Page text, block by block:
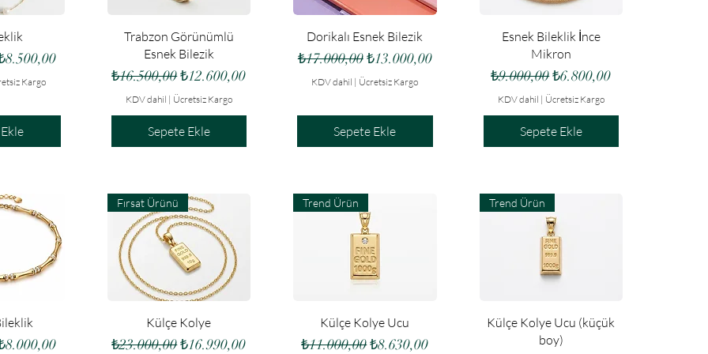
Fiyat
Kargo
Hızlı Bakış
Trabzon Görünümlü
Esnek Bilezik
Normal Fiyat
₺16.500,00İndirimli Fiyat
₺12.600,00
KDV dahil | Ücretsiz Kargo
Sepete Ekle
Hızlı Bakış
Dorikalı Esnek Bilezik
Normal Fiyat
₺17.000,00İndirimli Fiyat
₺13.000,00
KDV dahil | Ücretsiz Kargo
Sepete Ekle
Hızlı Bakış
Esnek Bileklik İnce
Mikron
Normal Fiyat
₺9.000,00İndirimli Fiyat
₺6.800,00
KDV dahil | Ücretsiz Kargo
Sepete Ekle
Fiyat
Hızlı Bakış
Fırsat Ürünü
Külçe Kolye
Normal Fiyat
₺23.000,00İndirimli Fiyat
₺16.990,00
Hızlı Bakış
Trend Ürün
Külçe Kolye Ucu
Normal Fiyat
₺11.000,00İndirimli Fiyat
₺8.630,00
Hızlı Bakış
Trend Ürün
Külçe Kolye Ucu (küçük
boy)